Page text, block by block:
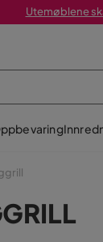
Utemøblene